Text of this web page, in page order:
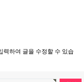
력하여 글을 수정할 수 있습